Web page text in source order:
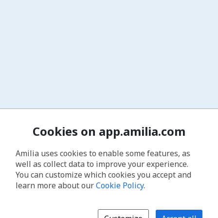
Cookies on app.amilia.com
Amilia uses cookies to enable some features, as
well as collect data to improve your experience.
You can customize which cookies you accept and
learn more about ourCookie Policy.